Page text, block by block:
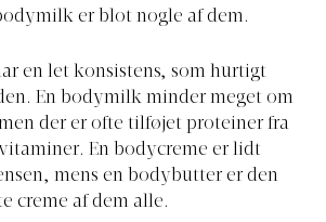
er blot nogle af dem.
en let konsistens, som hurtigt
En bodymilk minder meget om
der er ofte tilføjet proteiner fra
En bodycreme er lidt
mens en bodybutter er den
creme af dem alle.